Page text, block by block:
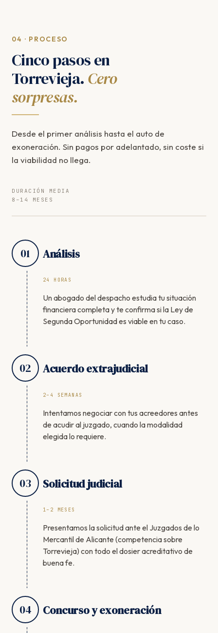
04 · PROCESO
Cinco pasos en
Torrevieja. Cero
sorpresas.
Desde el primer análisis hasta el auto de
exoneración. Sin pagos por adelantado, sin coste si
la viabilidad no llega.
DURACIÓN MEDIA
8–14 MESES
01 Análisis
24 HORAS
Un abogado del despacho estudia tu situación
financiera completa y te confirma si la Ley de
Segunda Oportunidad es viable en tu caso.
02 Acuerdo extrajudicial
2–4 SEMANAS
Intentamos negociar con tus acreedores antes
de acudir al juzgado, cuando la modalidad
elegida lo requiere.
03 Solicitud judicial
1–2 MESES
Presentamos la solicitud ante el Juzgados de lo
Mercantil de Alicante (competencia sobre
Torrevieja) con todo el dosier acreditativo de
buena fe.
04 Concurso y exoneración